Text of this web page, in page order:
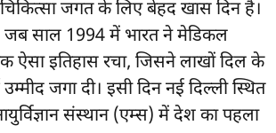
चिकित्साजगत के लिए बेहद खास दिन है।
जब साल 1994 में भारत ने मेडिकल
ऐसा इतिहास रचा, जिसने लाखों दिल के
जगा दी। इसी दिन नई दिल्ली स्थित
संस्थान (एम्स) में देश का पहला